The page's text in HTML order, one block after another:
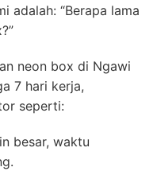
adalah: “Berapa lama
neon box di Ngawi
7 hari kerja,
seperti:
besar, waktu